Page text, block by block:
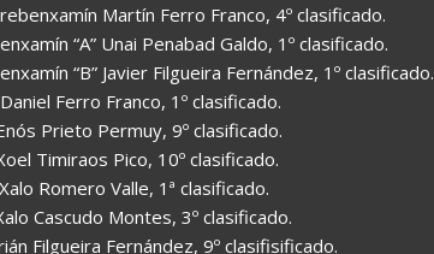
Martín Ferro Franco, 4º clasificado.
“A” Unai Penabad Galdo, 1º clasificado.
“B” Javier Filgueira Fernández, 1º clasificado.
Ferro Franco, 1º clasificado.
Prieto Permuy, 9º clasificado.
Timiraos Pico, 10º clasificado.
Romero Valle, 1ª clasificado.
Cascudo Montes, 3º clasificado.
Filgueira Fernández, 9º clasifisificado.